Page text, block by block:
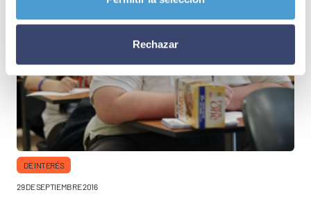
Rechazar
DE INTERÉS
29 DE SEPTIEMBRE 2016